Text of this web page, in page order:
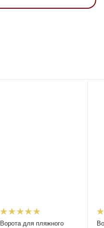
Ворота для пляжного